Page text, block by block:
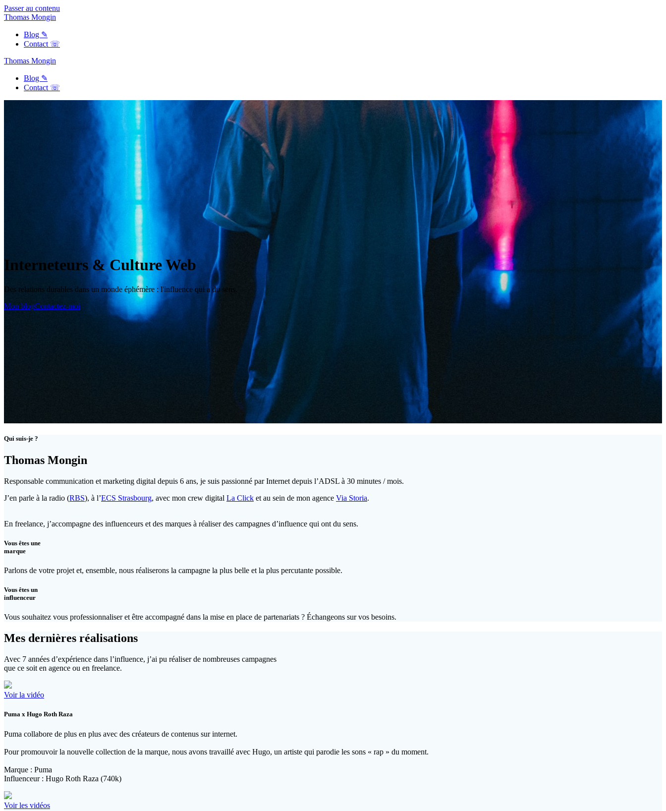
Passer au contenu
Thomas Mongin
Blog ✎
Contact ☏
Thomas Mongin
Blog ✎
Contact ☏
Interneteurs & Culture Web
Des relations durables dans un monde éphémère : l'influence qui a du sens.
Mon blogContactez-moi
Qui suis-je ?
Thomas Mongin
Responsable communication et marketing digital depuis 6 ans, je suis passionné par Internet depuis l’ADSL à 30 minutes / mois.
J’en parle à la radio (RBS), à l’ECS Strasbourg, avec mon crew digital La Click et au sein de mon agence Via Storia.
En freelance, j’accompagne des influenceurs et des marques à réaliser des campagnes d’influence qui ont du sens.
Vous êtes une
marque
Parlons de votre projet et, ensemble, nous réaliserons la campagne la plus belle et la plus percutante possible.
Vous êtes un
influenceur
Vous souhaitez vous professionnaliser et être accompagné dans la mise en place de partenariats ? Échangeons sur vos besoins.
Mes dernières réalisations
Avec 7 années d’expérience dans l’influence, j’ai pu réaliser de nombreuses campagnes
que ce soit en agence ou en freelance.
Voir la vidéo
Puma x Hugo Roth Raza
Puma collabore de plus en plus avec des créateurs de contenus sur internet.
Pour promouvoir la nouvelle collection de la marque, nous avons travaillé avec Hugo, un artiste qui parodie les sons « rap » du moment.
Marque : Puma
Influenceur : Hugo Roth Raza (740k)
Voir les vidéos